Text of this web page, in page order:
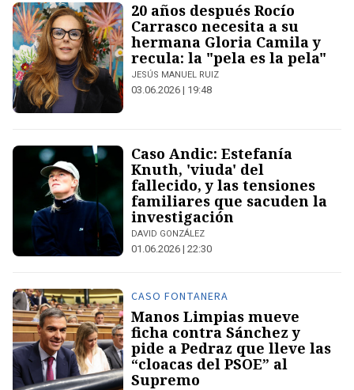
20 años después Rocío
Carrasco necesita a su
hermana Gloria Camila y
recula: la "pela es la pela"
JESÚS MANUEL RUIZ
03.06.2026 | 19:48
Caso Andic: Estefanía
Knuth, 'viuda' del
fallecido, y las tensiones
familiares que sacuden la
investigación
DAVID GONZÁLEZ
01.06.2026 | 22:30
CASO FONTANERA
Manos Limpias mueve
ficha contra Sánchez y
pide a Pedraz que lleve las
“cloacas del PSOE” al
Supremo